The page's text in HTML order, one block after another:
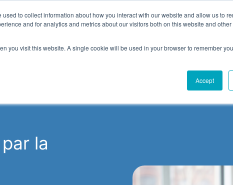
to collect information about how you interact with our website and allow us to
and for analytics and metrics about our visitors both on this website and other
you visit this website. A single cookie will be used in your browser to remember
Accept
Formations Ressources A propos
la